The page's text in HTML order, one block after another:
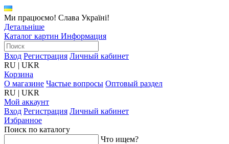
Ми працюємо! Слава Україні!
Детальніше
Каталог картин Информация
Вход Регистрация Личный кабинет
RU | UKR
Корзина
О магазине Частые вопросы Оптовый раздел
RU | UKR
Мой аккаунт
Вход Регистрация Личный кабинет
Избранное
Поиск по каталогу
Что ищем?